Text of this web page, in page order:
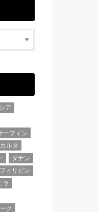
ア
ーフィン
ルタ
ダナン
フィリピン
ラ
ク